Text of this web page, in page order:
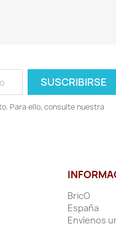
Para ello, consulte nuestra
BricO
España
Envíenos